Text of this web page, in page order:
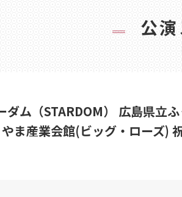
公
ダム（STARDOM） 広島県
ま産業会館(ビッグ・ローズ)